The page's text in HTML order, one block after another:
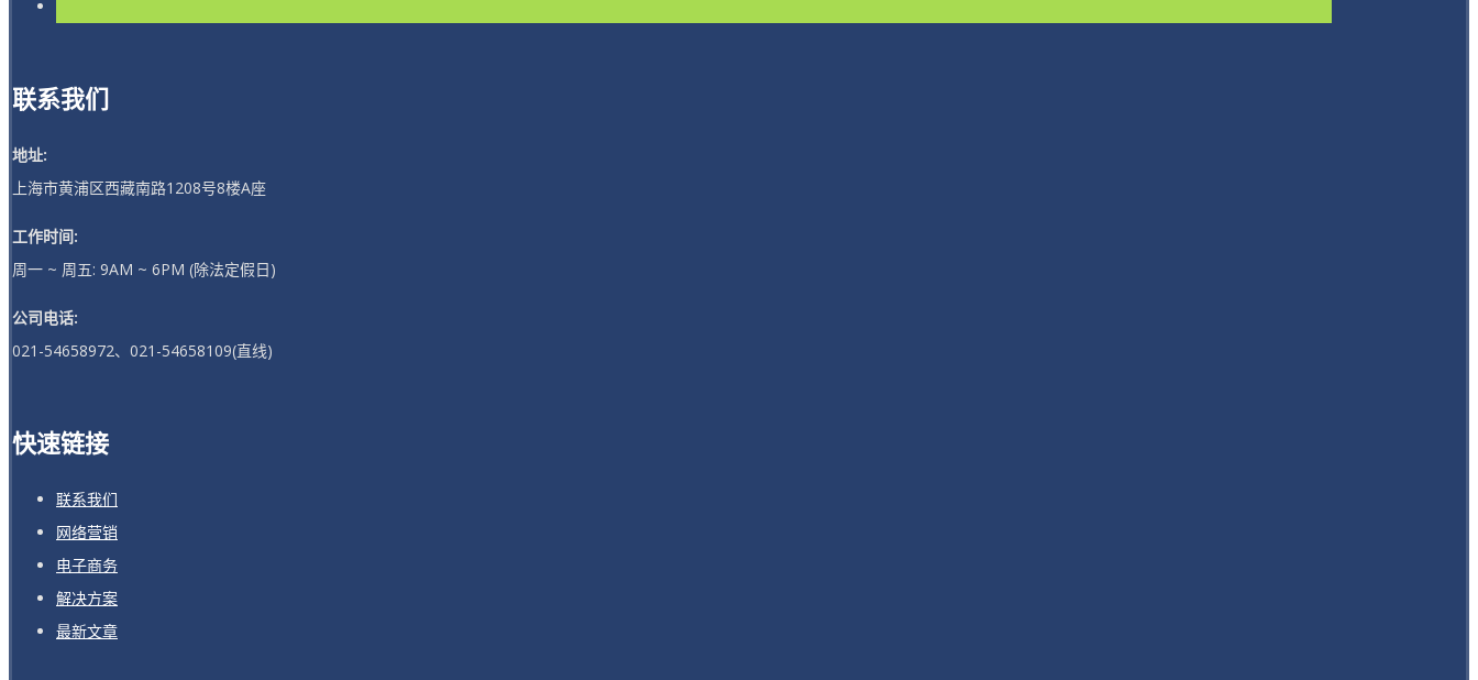
联系我们
地址:
上海市黄浦区西藏南路1208号8楼A座
工作时间:
周一 ~ 周五: 9AM ~ 6PM (除法定假日)
公司电话:
021-54658972、021-54658109(直线)
快速链接
联系我们
网络营销
电子商务
解决方案
最新文章